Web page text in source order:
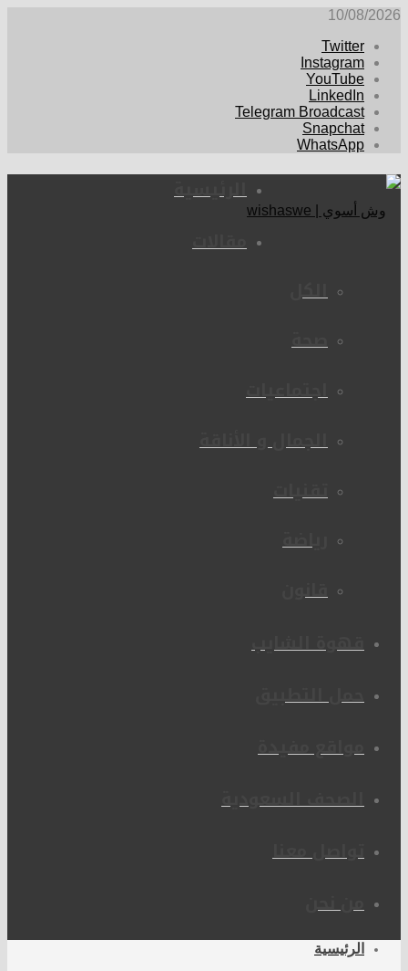
10/08/2026
Twitter
Instagram
YouTube
LinkedIn
Telegram Broadcast
Snapchat
WhatsApp
الرئيسية
مقالات
الكل
صحة
اجتماعيات
الجمال و الأناقة
تقنيات
رياضة
قانون
قهوة الشايب
حمل التطبيق
مواقع مفيدة
الصحف السعودية
تواصل معنا
من نحن
الرئيسية